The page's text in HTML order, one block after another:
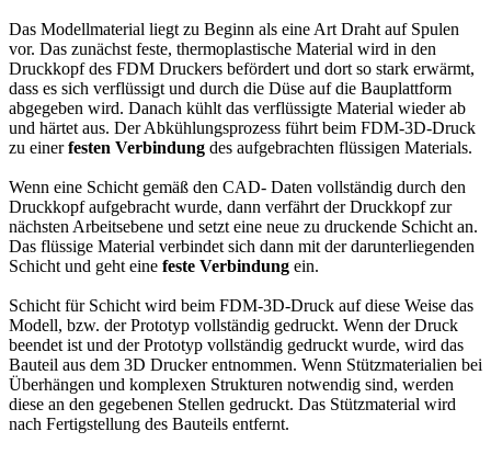
Das Modellmaterial liegt zu Beginn als eine Art Draht auf Spulen
vor. Das zunächst feste, thermoplastische Material wird in den
Druckkopf des FDM Druckers befördert und dort so stark erwärmt,
dass es sich verflüssigt und durch die Düse auf die Bauplattform
abgegeben wird. Danach kühlt das verflüssigte Material wieder ab
und härtet aus. Der Abkühlungsprozess führt beim FDM-3D-Druck
zu einerfesten Verbindung des aufgebrachten flüssigen Materials.
Wenn eine Schicht gemäß den CAD- Daten vollständig durch den
Druckkopf aufgebracht wurde, dann verfährt der Druckkopf zur
nächsten Arbeitsebene und setzt eine neue zu druckende Schicht an.
Das flüssige Material verbindet sich dann mit der darunterliegenden
Schicht und geht eine feste Verbindung ein.
Schicht für Schicht wird beim FDM-3D-Druck auf diese Weise das
Modell, bzw. der Prototyp vollständig gedruckt. Wenn der Druck
beendet ist und der Prototyp vollständig gedruckt wurde, wird das
Bauteil aus dem 3D Drucker entnommen. Wenn Stützmaterialien bei
Überhängen und komplexen Strukturen notwendig sind, werden
diese an den gegebenen Stellen gedruckt. Das Stützmaterial wird
nach Fertigstellung des Bauteils entfernt.